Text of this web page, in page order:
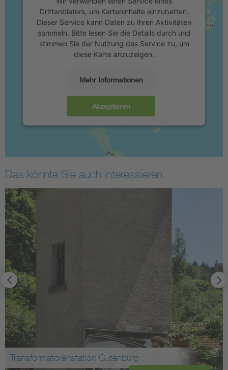
Drittanbieters, um Karteninhalte einzubetten.
Dieser Service kann Daten zu Ihren Aktivitäten
sammeln. Bitte lesen Sie die Details durch und
stimmen Sie der Nutzung des Service zu, um
diese Karte anzuzeigen.
Mehr Informationen
Akzeptieren
Das könnte Sie auch interessieren
Transformatorenstation Eglosheim